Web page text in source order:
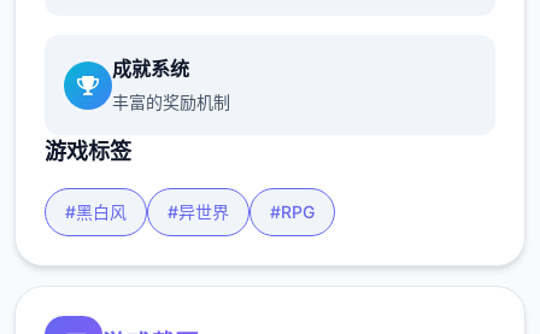
成就系统
丰富的奖励机制
游戏标签
#黑白风 #异世界 #RPG